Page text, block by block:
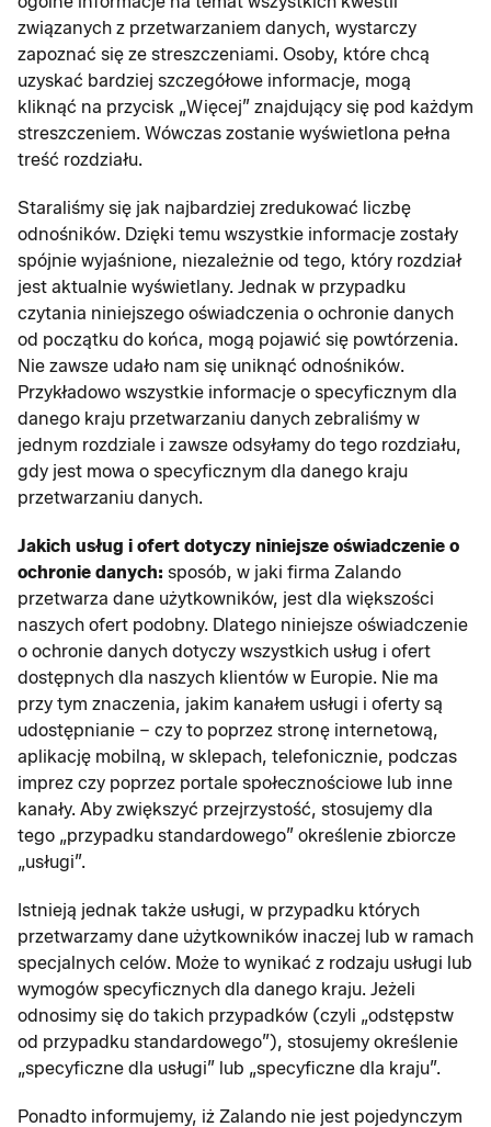
związanych z przetwarzaniem danych, wystarczy
zapoznać się ze streszczeniami. Osoby, które chcą
uzyskać bardziej szczegółowe informacje, mogą
kliknąć na przycisk „Więcej” znajdujący się pod każdym
streszczeniem. Wówczas zostanie wyświetlona pełna
treść rozdziału.
Staraliśmy się jak najbardziej zredukować liczbę
odnośników. Dzięki temu wszystkie informacje zostały
spójnie wyjaśnione, niezależnie od tego, który rozdział
jest aktualnie wyświetlany. Jednak w przypadku
czytania niniejszego oświadczenia o ochronie danych
od początku do końca, mogą pojawić się powtórzenia.
Nie zawsze udało nam się uniknąć odnośników.
Przykładowo wszystkie informacje o specyficznym dla
danego kraju przetwarzaniu danych zebraliśmy w
jednym rozdziale i zawsze odsyłamy do tego rozdziału,
gdy jest mowa o specyficznym dla danego kraju
przetwarzaniu danych.
Jakich usług i ofert dotyczy niniejsze oświadczenie o
ochronie danych: sposób, w jaki firma Zalando
przetwarza dane użytkowników, jest dla większości
naszych ofert podobny. Dlatego niniejsze oświadczenie
o ochronie danych dotyczy wszystkich usług i ofert
dostępnych dla naszych klientów w Europie. Nie ma
przy tym znaczenia, jakim kanałem usługi i oferty są
udostępnianie – czy to poprzez stronę internetową,
aplikację mobilną, w sklepach, telefonicznie, podczas
imprez czy poprzez portale społecznościowe lub inne
kanały. Aby zwiększyć przejrzystość, stosujemy dla
tego „przypadku standardowego” określenie zbiorcze
„usługi”.
Istnieją jednak także usługi, w przypadku których
przetwarzamy dane użytkowników inaczej lub w ramach
specjalnych celów. Może to wynikać z rodzaju usługi lub
wymogów specyficznych dla danego kraju. Jeżeli
odnosimy się do takich przypadków (czyli „odstępstw
od przypadku standardowego”), stosujemy określenie
„specyficzne dla usługi” lub „specyficzne dla kraju”.
Ponadto informujemy, iż Zalando nie jest pojedynczym